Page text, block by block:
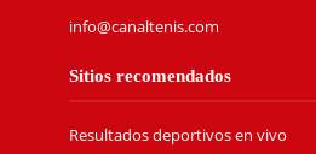
info@canaltenis.com
Sitios recomendados
Resultados deportivos en vivo